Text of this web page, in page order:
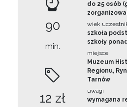
90
min.
12 zł
do 25 osób
wiek
szkoła
szkoły
miejsce
Muzeum
Regionu,
Tarnów
uwagi
wymagana